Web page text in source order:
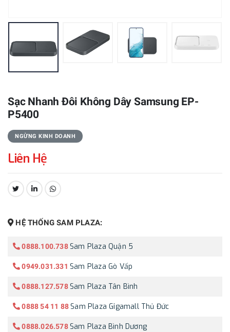
Sạc Nhanh Đôi Không Dây Samsung EP-
P5400
NGỪNG KINH DOANH
Liên Hệ
CHIA SẺ:
HỆ THỐNG SAM PLAZA:
0888.100.738 Sam Plaza Quận 5
0949.031.331 Sam Plaza Gò Vấp
0888.127.578 Sam Plaza Tân Bình
0888 54 11 88 Sam Plaza Gigamall Thủ Đức
0888.026.578 Sam Plaza Bình Dương